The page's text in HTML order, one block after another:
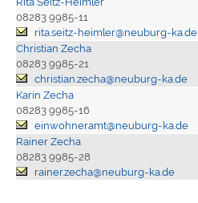
08283 9985-11
rita.seitz-heimler@neuburg-ka.de
Christian Zecha
08283 9985-21
christian.zecha@neuburg-ka.de
Karin Zecha
08283 9985-16
einwohneramt@neuburg-ka.de
Rainer Zecha
08283 9985-28
rainer.zecha@neuburg-ka.de